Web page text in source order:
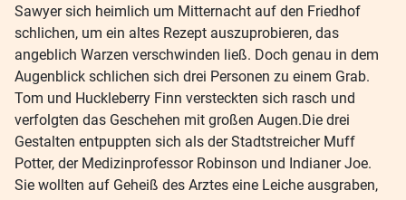
Sawyer sich heimlich um Mitternacht auf den Friedhof
schlichen, um ein altes Rezept auszuprobieren, das
angeblich Warzen verschwinden ließ. Doch genau in dem
Augenblick schlichen sich drei Personen zu einem Grab.
Tom und Huckleberry Finn versteckten sich rasch und
verfolgten das Geschehen mit großen Augen.Die drei
Gestalten entpuppten sich als der Stadtstreicher Muff
Potter, der Medizinprofessor Robinson und Indianer Joe.
Sie wollten auf Geheiß des Arztes eine Leiche ausgraben,